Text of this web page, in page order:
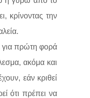
κρίνοντας την
για πρώτη φορά
ακόμα και
εάν κριθεί
ότι πρέπει να